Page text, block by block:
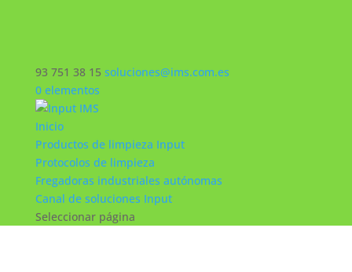
93 751 38 15 soluciones@ims.com.es
0 elementos
Inicio
Productos de limpieza Input
Protocolos de limpieza
Fregadoras industriales autónomas
Canal de soluciones Input
Seleccionar página